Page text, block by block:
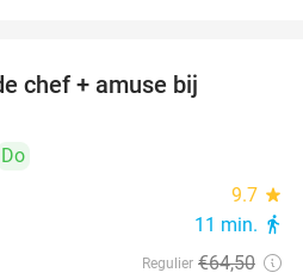
chef + amuse bij
Do
9.7 star
11 min. directions_walk
Regulier €64,50